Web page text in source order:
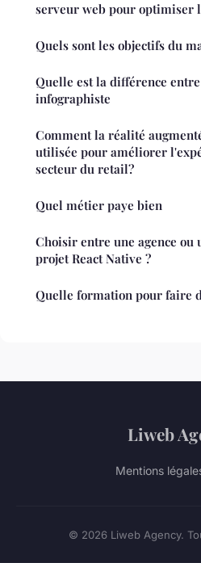
serveur web pour optimiser
Quels sont les objectifs du
Quelle est la différence
infographiste
Comment la réalité
utilisée pour améliorer
secteur du retail?
Quel métier paye bien
Choisir entre une agence ou
projet React Native ?
Quelle formation pour faire
Liweb
Mentions
© 2026 Liweb Agency.